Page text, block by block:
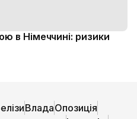
в Німеччині: ризики
ВладаОпозиція